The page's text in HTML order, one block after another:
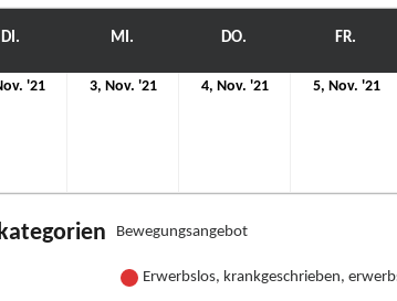
DI. MI. DO. DONNERSTAGFR.
'212.
3, Nov. '213.
4, Nov. '214.
5, Nov. '215.
Bewegungsangebot
Erwerbslos, krankgeschrieben,